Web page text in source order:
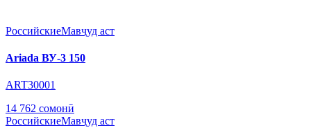
РоссийскиеМавҷуд аст
Ariada ВУ-3 150
ART30001
14 762 сомонӣ
РоссийскиеМавҷуд аст